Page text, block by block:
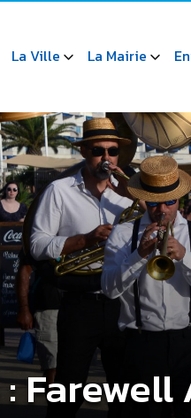
La Ville La Mairie
Farewell